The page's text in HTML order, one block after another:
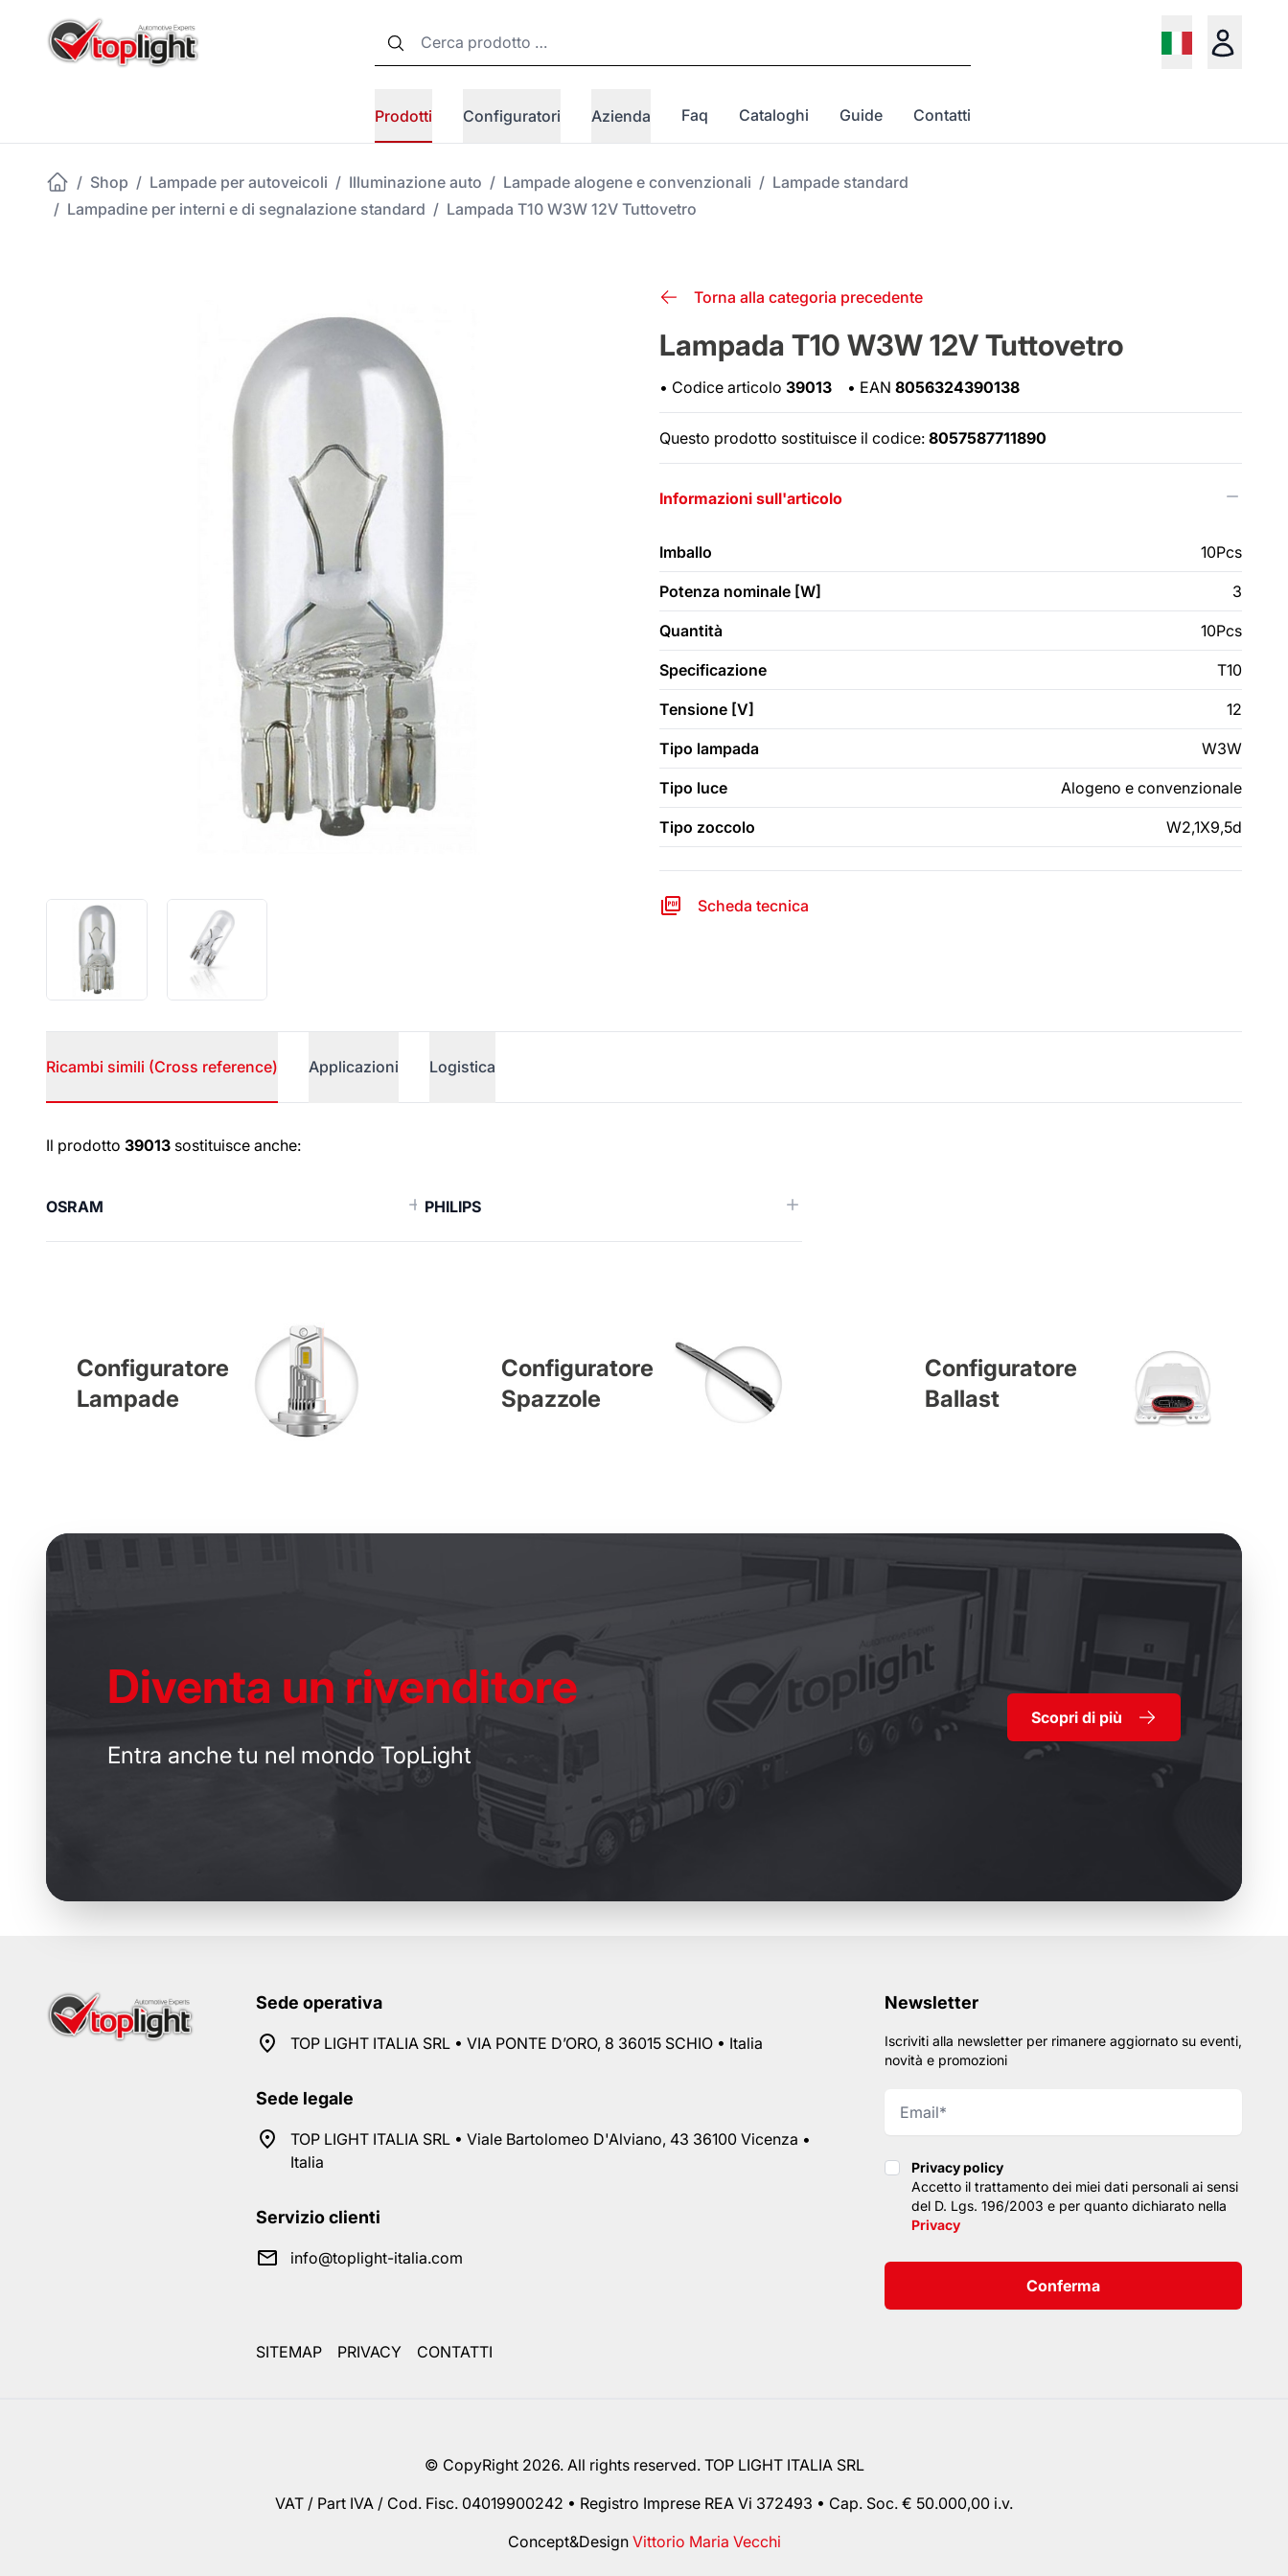
Prodotti Configuratori Azienda Faq Cataloghi Guide Contatti
/ Shop / Lampade per autoveicoli / Illuminazione auto / Lampade alogene e convenzionali / Lampade standard
/ Lampadine per interni e di segnalazione standard / Lampada T10 W3W 12V Tuttovetro
Torna alla categoria precedente
Lampada T10 W3W 12V Tuttovetro
• Codice articolo 39013 • EAN 8056324390138
Questo prodotto sostituisce il codice: 8057587711890
Informazioni sull'articolo
Imballo 10Pcs
Potenza nominale [W] 3
Quantità 10Pcs
Specificazione T10
Tensione [V] 12
Tipo lampada W3W
Tipo luce Alogeno e convenzionale
Tipo zoccolo W2,1X9,5d
Scheda tecnica
Ricambi simili (Cross reference) Applicazioni Logistica
Ricambi simili (Cross reference)
Il prodotto 39013 sostituisce anche:
OSRAM PHILIPS
Configuratore
Lampade
Configuratore
Spazzole
Configuratore
Ballast
Diventa un rivenditore
Entra anche tu nel mondo TopLight
Scopri di più
Sede operativa
TOP LIGHT ITALIA SRL • VIA PONTE D’ORO, 8 36015 SCHIO • Italia
Sede legale
TOP LIGHT ITALIA SRL • Viale Bartolomeo D'Alviano, 43 36100 Vicenza •
Italia
Servizio clienti
info@toplight-italia.com
Newsletter
Iscriviti alla newsletter per rimanere aggiornato su eventi,
novità e promozioni
Privacy policy
Privacy policy
Accetto il trattamento dei miei dati personali ai sensi
del D. Lgs. 196/2003 e per quanto dichiarato nella
Privacy
Conferma
SITEMAP PRIVACY CONTATTI
© CopyRight 2026. All rights reserved. TOP LIGHT ITALIA SRL
VAT / Part IVA / Cod. Fisc. 04019900242 • Registro Imprese REA Vi 372493 • Cap. Soc. € 50.000,00 i.v.
Concept&Design Vittorio Maria Vecchi